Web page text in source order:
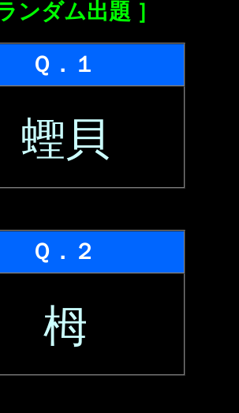
ランダム出題 ］
Ｑ．１
蟶貝
Ｑ．２
栂